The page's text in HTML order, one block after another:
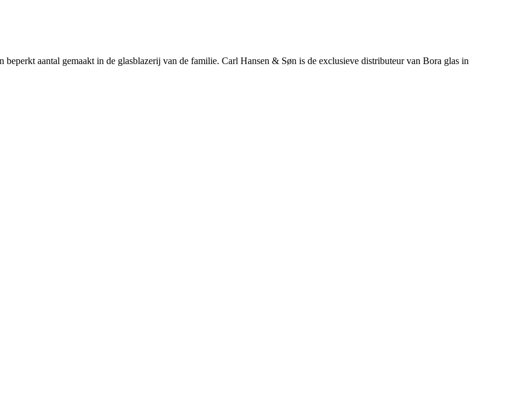
aantal gemaakt in de glasblazerij van de familie. Carl Hansen & Søn is de exclusieve distributeur van Bora glas in